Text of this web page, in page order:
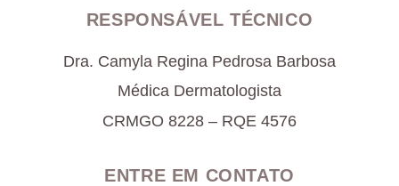
RESPONSÁVEL TÉCNICO
Dra. Camyla Regina Pedrosa Barbosa
Médica Dermatologista
CRMGO 8228 – RQE 4576
ENTRE EM CONTATO